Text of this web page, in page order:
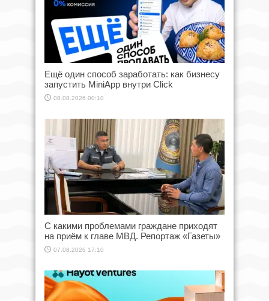
Ещё один способ заработать: как бизнесу
запустить MiniApp внутри Click
08.08.2026 00:10
С какими проблемами граждане приходят
на приём к главе МВД. Репортаж «Газеты»
07.08.2026 17:10